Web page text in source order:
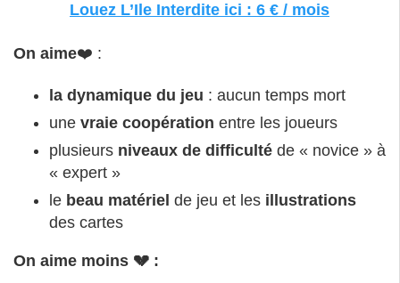
Louez L’Ile Interdite ici : 6 € / mois
On aime❤️ :
la dynamique du jeu : aucun temps mort
une vraie coopération entre les joueurs
plusieurs niveaux de difficulté de « novice » à
« expert »
le beau matériel de jeu et les illustrations
des cartes
On aime moins 💔 :